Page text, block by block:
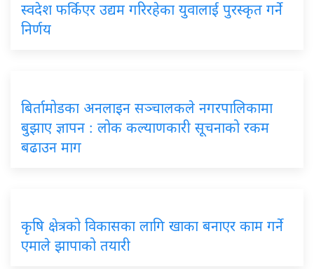
स्वदेश फर्किएर उद्यम गरिरहेका युवालाई पुरस्कृत गर्ने
निर्णय
बिर्तामोडका अनलाइन सञ्चालकले नगरपालिकामा
बुझाए ज्ञापन : लोक कल्याणकारी सूचनाको रकम
बढाउन माग
कृषि क्षेत्रको विकासका लागि खाका बनाएर काम गर्ने
एमाले झापाको तयारी